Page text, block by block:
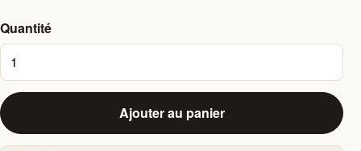
Quantité
Ajouter au panier